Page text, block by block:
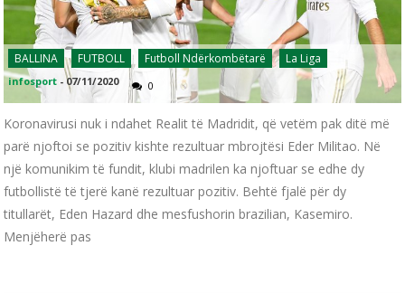
BALLINA FUTBOLL Futboll Ndërkombëtarë La Liga
infosport -07/11/2020 0
Koronavirusi nuk i ndahet Realit të Madridit, që vetëm pak ditë më
parë njoftoi se pozitiv kishte rezultuar mbrojtësi Eder Militao. Në
një komunikim të fundit, klubi madrilen ka njoftuar se edhe dy
futbollistë të tjerë kanë rezultuar pozitiv. Behtë fjalë për dy
titullarët, Eden Hazard dhe mesfushorin brazilian, Kasemiro.
Menjëherë pas